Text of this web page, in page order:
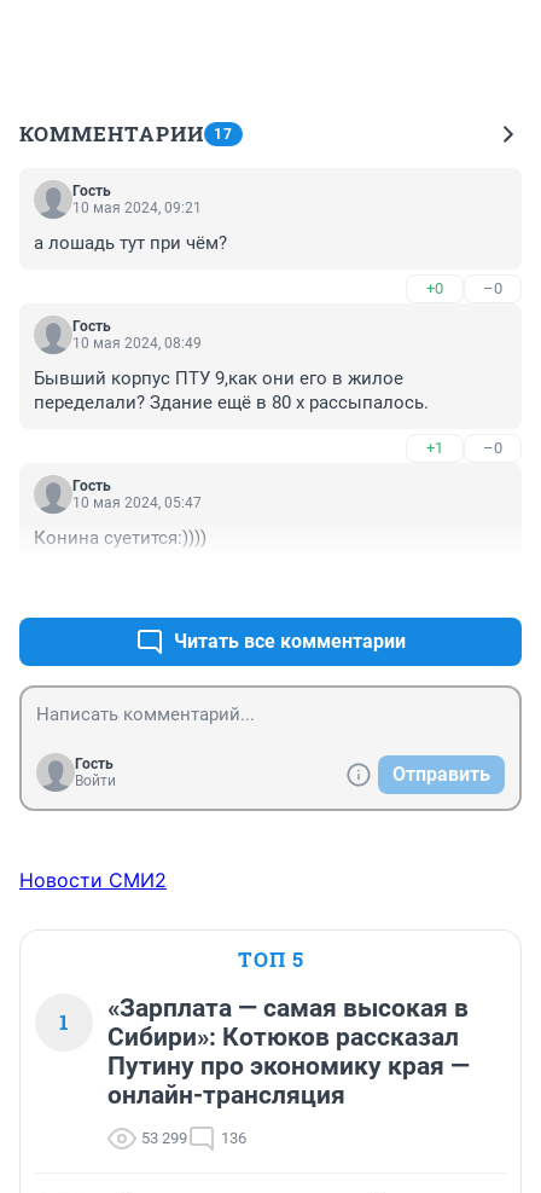
КОММЕНТАРИИ 17
Гость
10 мая 2024, 09:21
а лошадь тут при чём?
+0 –0
Гость
10 мая 2024, 08:49
Бывший корпус ПТУ 9,как они его в жилое
переделали? Здание ещё в 80 х рассыпалось.
+1 –0
Гость
10 мая 2024, 05:47
Конина суетится:))))
Читать все комментарии
Гость
Войти
Отправить
Новости СМИ2
ТОП 5
1
«Зарплата — самая высокая в
Сибири»: Котюков рассказал
Путину про экономику края —
онлайн-трансляция
53 299 136